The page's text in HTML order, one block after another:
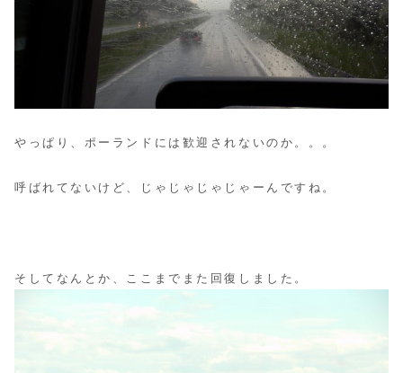
やっぱり、ポーランドには歓迎されないのか。。。
呼ばれてないけど、じゃじゃじゃじゃーんですね。
そしてなんとか、ここまでまた回復しました。